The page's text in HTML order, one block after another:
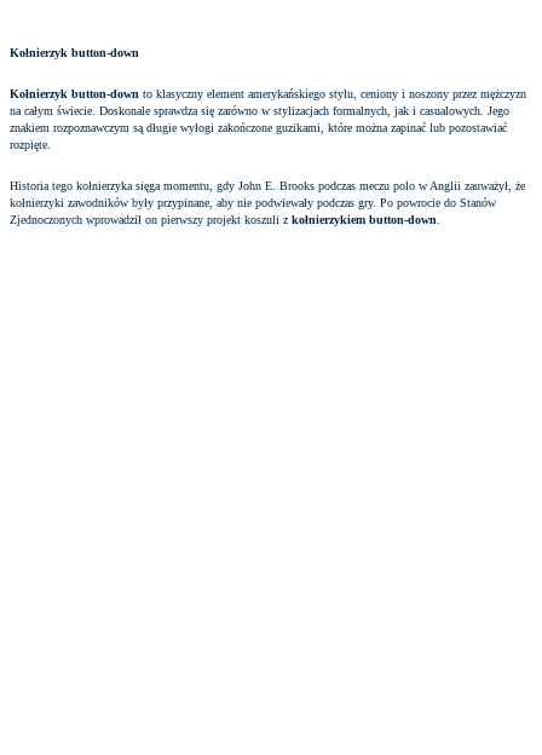
Kołnierzyk button-down
Kołnierzyk button-down to klasyczny element amerykańskiego stylu, ceniony i noszony przez mężczyzn
na całym świecie. Doskonale sprawdza się zarówno w stylizacjach formalnych, jak i casualowych. Jego
znakiem rozpoznawczym są długie wyłogi zakończone guzikami, które można zapinać lub pozostawiać
rozpięte.
Historia tego kołnierzyka sięga momentu, gdy John E. Brooks podczas meczu polo w Anglii zauważył, że
kołnierzyki zawodników były przypinane, aby nie podwiewały podczas gry. Po powrocie do Stanów
Zjednoczonych wprowadził on pierwszy projekt koszuli z kołnierzykiem button-down